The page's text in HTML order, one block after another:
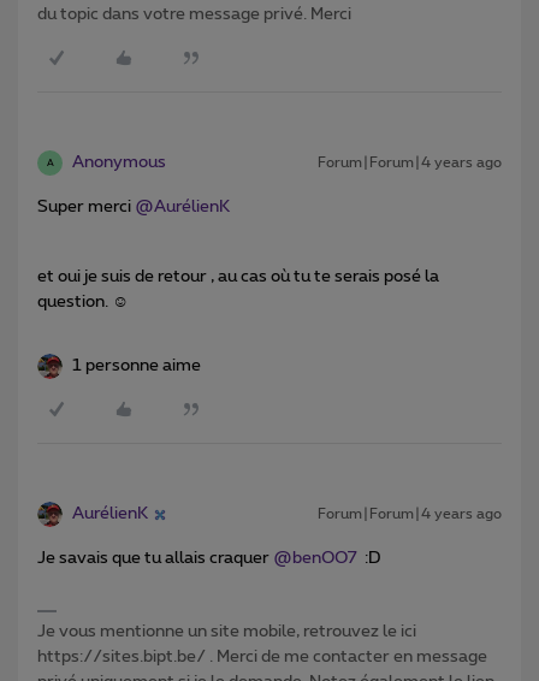
du topic dans votre message privé. Merci
A Anonymous Forum|Forum|4 years ago
Super merci @AurélienK
et oui je suis de retour , au cas où tu te serais posé la
question. ☺️
1 personne aime
AurélienK Forum|Forum|4 years ago
Je savais que tu allais craquer @benOO7 :D
Je vous mentionne un site mobile, retrouvez le ici
https://sites.bipt.be/ . Merci de me contacter en message